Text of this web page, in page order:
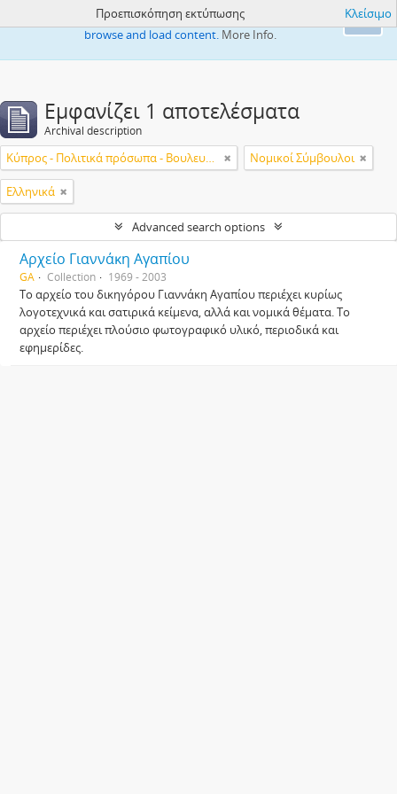
Ok
This website uses cookies to enhance your ability to
browse and load content. More Info.
Προεπισκόπηση εκτύπωσης Κλείσιμο
Εμφανίζει 1 αποτελέσματα
Archival description
Κύπρος - Πολιτικά πρόσωπα - Βουλευτές Νομικοί Σύμβουλοι
Ελληνικά
Advanced search options
Αρχείο Γιαννάκη Αγαπίου
GA Collection 1969 - 2003
Το αρχείο του δικηγόρου Γιαννάκη Αγαπίου περιέχει κυρίως
λογοτεχνικά και σατιρικά κείμενα, αλλά και νομικά θέματα. Το
αρχείο περιέχει πλούσιο φωτογραφικό υλικό, περιοδικά και
εφημερίδες.